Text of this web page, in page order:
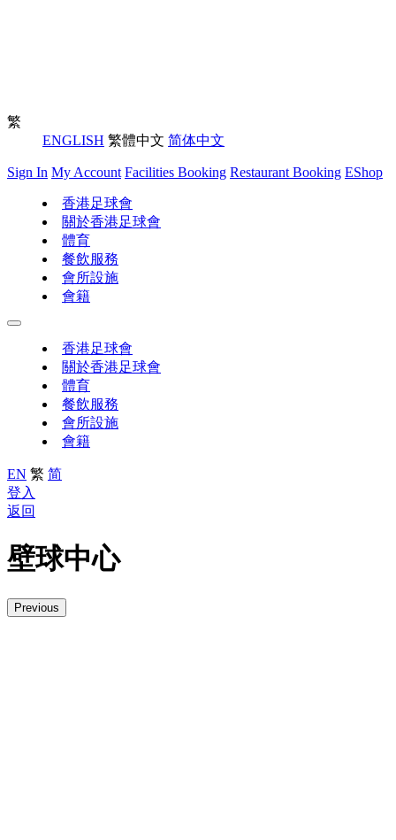
繁
ENGLISH 繁體中文 简体中文
Sign In My Account Facilities Booking Restaurant Booking EShop
香港足球會
關於香港足球會
體育
餐飲服務
會所設施
會籍
香港足球會
關於香港足球會
體育
餐飲服務
會所設施
會籍
EN 繁 简
登入
返回
壁球中心
Previous